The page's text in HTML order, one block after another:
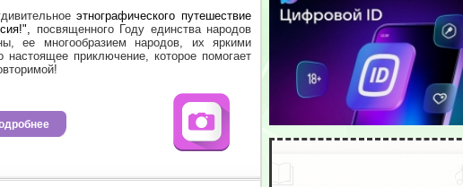
этнографического путешествие
посвященного Году единства народов
ее многообразием народов, их яркими
приключение, которое помогает